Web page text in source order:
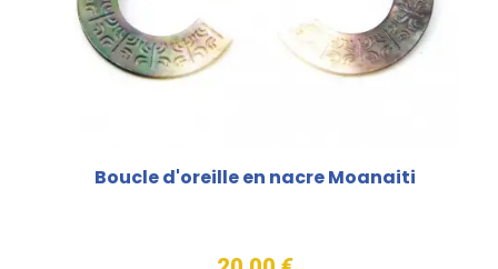
Boucle d'oreille en nacre Moanaiti